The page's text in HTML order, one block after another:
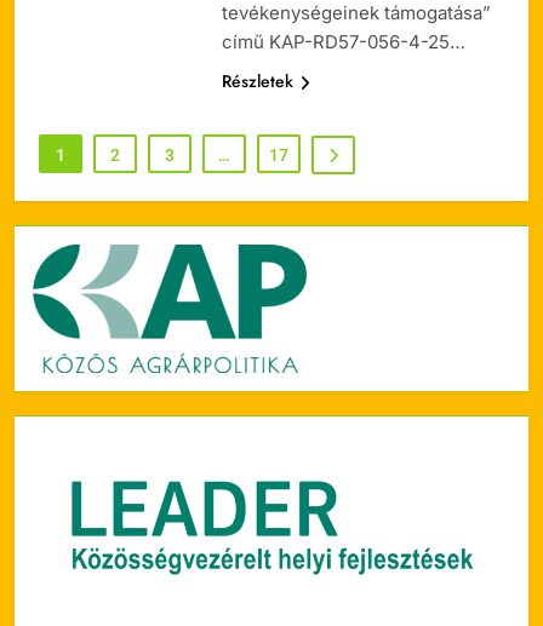
tevékenységeinek támogatása”
című KAP-RD57-056-4-25…
Részletek
1 2 3 … 17